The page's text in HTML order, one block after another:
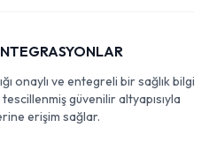
onaylı ve entegreli bir sağlık bilgi
güvenilir altyapısıyla
erişim sağlar.